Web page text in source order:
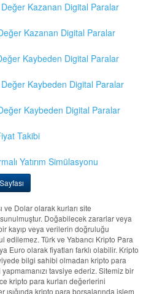
Kazanan Digital Paralar
Kazanan Digital Paralar
Kaybeden Digital Paralar
Kaybeden Digital Paralar
Kaybeden Digital Paralar
Takibi
Yatırım Simülasyonu
ve Dolar olarak kurları site
Doğabilecek zararlar veya
kayıp veya verilerin doğruluğu
Türk ve Yabancı Kripto Para
Euro olarak fiyatları farklı olabilir. Kripto
bilgi sahibi olmadan kripto para
tavsiye ederiz. Sitemiz bir
kripto para kurları değerlerini
ışığında kripto para borsalarında işlem